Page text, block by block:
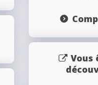
Vous